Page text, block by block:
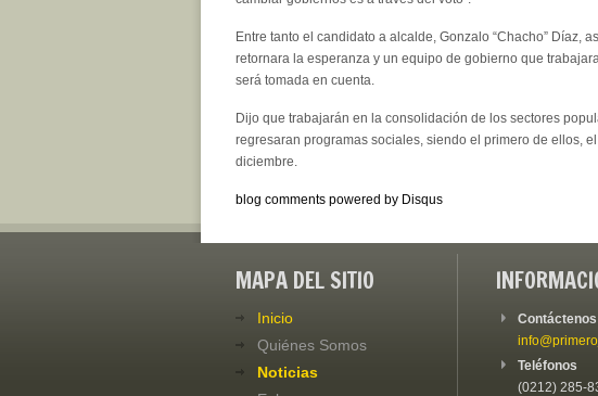
Entre tanto el candidato a alcalde, Gonzalo “Chacho” Díaz,
retornara la esperanza y un equipo de gobierno que
será tomada en cuenta.
Dijo que trabajarán en la consolidación de los sectores
regresaran programas sociales, siendo el primero de ellos,
diciembre.
blog comments powered by Disqus
MAPA DEL SITIO
Inicio
Quiénes Somos
Noticias
Teléfonos
(0212) 285-